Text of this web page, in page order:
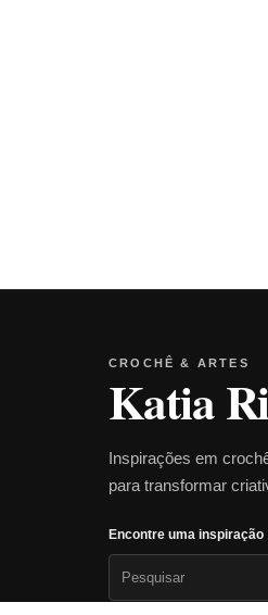
CROCHÊ & ARTES
Katia
Inspirações em
para transformar
Encontre uma inspiração